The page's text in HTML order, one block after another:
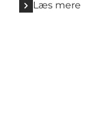
Læs mere